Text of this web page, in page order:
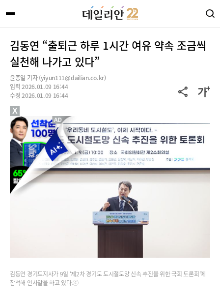
김동연 “출퇴근 하루 1시간 여유 약속 조금씩
실천해 나가고 있다”
윤종열 기자 (yiyun111@dailian.co.kr)
입력 2026.01.09 16:44
수정 2026.01.09 16:44
김동연 경기도지사가 9일 ‘제2차 경기도 도시철도망 신속 추진을 위한 국회 토론회’에
참석해 인사말을 하고 있다.ⓒ
X